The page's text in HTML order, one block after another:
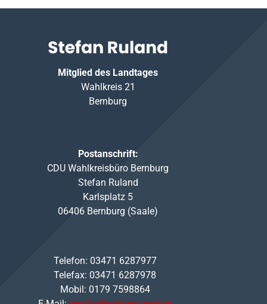
Mitglied des Landtages
Wahlkreis 21
Bernburg
Postanschrift:
CDU Wahlkreisbüro Bernburg
Stefan Ruland
Karlsplatz 5
06406 Bernburg (Saale)
Telefon: 03471 6287977
Telefax: 03471 6287978
Mobil: 0179 7598864